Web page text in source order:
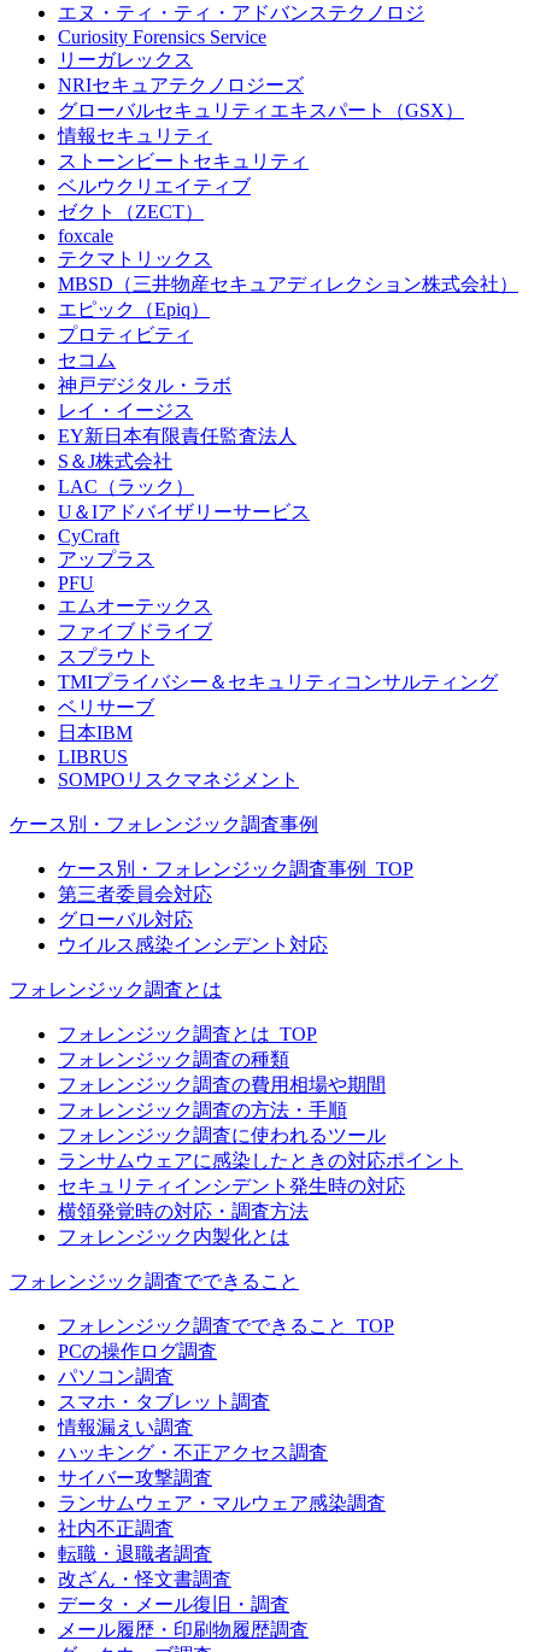
エヌ・ティ・ティ・アドバンステクノロジ
Curiosity Forensics Service
リーガレックス
NRIセキュアテクノロジーズ
グローバルセキュリティエキスパート（GSX）
情報セキュリティ
ストーンビートセキュリティ
ベルウクリエイティブ
ゼクト（ZECT）
foxcale
テクマトリックス
MBSD（三井物産セキュアディレクション株式会社）
エピック（Epiq）
プロティビティ
セコム
神戸デジタル・ラボ
レイ・イージス
EY新日本有限責任監査法人
S＆J株式会社
LAC（ラック）
U＆Iアドバイザリーサービス
CyCraft
アップラス
PFU
エムオーテックス
ファイブドライブ
スプラウト
TMIプライバシー＆セキュリティコンサルティング
ベリサーブ
日本IBM
LIBRUS
SOMPOリスクマネジメント
ケース別・フォレンジック調査事例
ケース別・フォレンジック調査事例_TOP
第三者委員会対応
グローバル対応
ウイルス感染インシデント対応
フォレンジック調査とは
フォレンジック調査とは_TOP
フォレンジック調査の種類
フォレンジック調査の費用相場や期間
フォレンジック調査の方法・手順
フォレンジック調査に使われるツール
ランサムウェアに感染したときの対応ポイント
セキュリティインシデント発生時の対応
横領発覚時の対応・調査方法
フォレンジック内製化とは
フォレンジック調査でできること
フォレンジック調査でできること_TOP
PCの操作ログ調査
パソコン調査
スマホ・タブレット調査
情報漏えい調査
ハッキング・不正アクセス調査
サイバー攻撃調査
ランサムウェア・マルウェア感染調査
社内不正調査
転職・退職者調査
改ざん・怪文書調査
データ・メール復旧・調査
メール履歴・印刷物履歴調査